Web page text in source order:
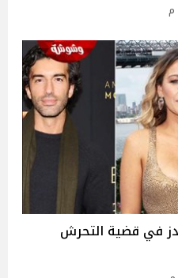
في قضية التحرش